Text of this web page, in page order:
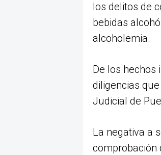
los delitos de
bebidas
alcoholemia.
De los
diligencias
Judicial de
La negativa a
comprobación